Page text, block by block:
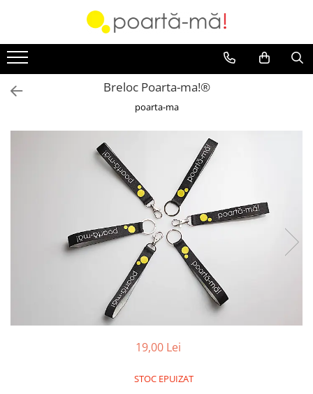
Accesorii
Borsete
Accesorii Luna
Breloc Poarta-ma!®
poarta-ma
19,00 Lei
STOC EPUIZAT